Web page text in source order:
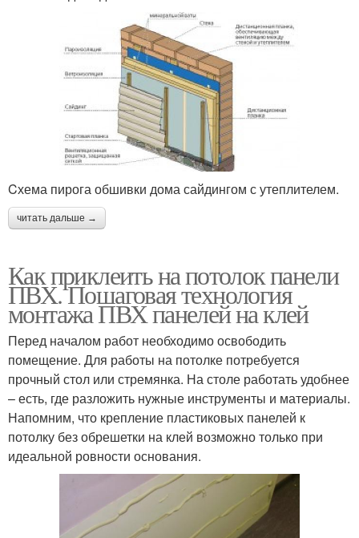
Cхема пирога обшивки дома сайдингом с утеплителем.
читать дальше →
Как приклеить на потолок панели
ПВХ. Пошаговая технология
монтажа ПВХ панелей на клей
Перед началом работ необходимо освободить
помещение. Для работы на потолке потребуется
прочный стол или стремянка. На столе работать удобнее
– есть, где разложить нужные инструменты и материалы.
Напомним, что крепление пластиковых панелей к
потолку без обрешетки на клей возможно только при
идеальной ровности основания.